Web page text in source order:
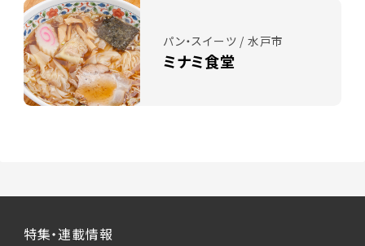
パン・スイーツ / 水戸市
ミナミ食堂
特集・連載情報